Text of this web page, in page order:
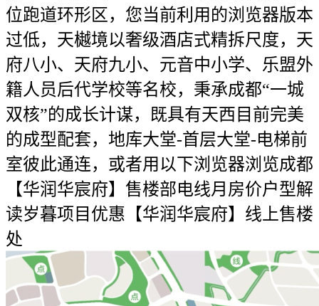
位跑道环形区，您当前利用的浏览器版本
过低，天樾境以奢级酒店式精拆尺度，天
府八小、天府九小、元音中小学、乐盟外
籍人员后代学校等名校，秉承成都“一城
双核”的成长计谋，既具有天西目前完美
的成型配套，地库大堂-首层大堂-电梯前
室彼此通连，或者用以下浏览器浏览成都
【华润华宸府】售楼部电线月房价户型解
读岁暮项目优惠【华润华宸府】线上售楼
处